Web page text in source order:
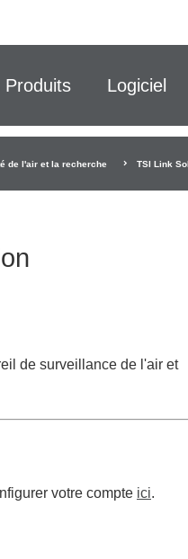
Produits Logiciel
de l'air et la recherche TSI Link
de surveillance de l'air et
votre compte ici.